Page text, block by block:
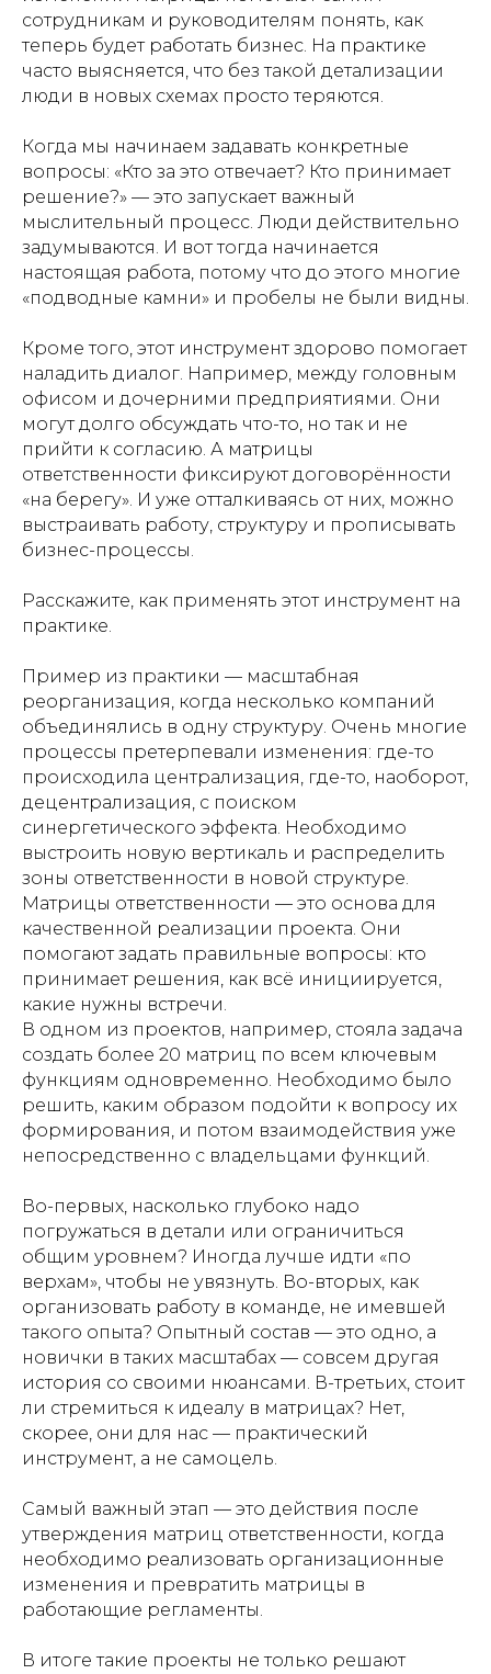
сотрудникам и руководителям понять, как
теперь будет работать бизнес. На практике
часто выясняется, что без такой детализации
люди в новых схемах просто теряются.
Когда мы начинаем задавать конкретные
вопросы: «Кто за это отвечает? Кто принимает
решение?» — это запускает важный
мыслительный процесс. Люди действительно
задумываются. И вот тогда начинается
настоящая работа, потому что до этого многие
«подводные камни» и пробелы не были видны.
Кроме того, этот инструмент здорово помогает
наладить диалог. Например, между головным
офисом и дочерними предприятиями. Они
могут долго обсуждать что-то, но так и не
прийти к согласию. А матрицы
ответственности фиксируют договорённости
«на берегу». И уже отталкиваясь от них, можно
выстраивать работу, структуру и прописывать
бизнес-процессы.
Расскажите, как применять этот инструмент на
практике.
Пример из практики — масштабная
реорганизация, когда несколько компаний
объединялись в одну структуру. Очень многие
процессы претерпевали изменения: где-то
происходила централизация, где-то, наоборот,
децентрализация, с поиском
синергетического эффекта. Необходимо
выстроить новую вертикаль и распределить
зоны ответственности в новой структуре.
Матрицы ответственности — это основа для
качественной реализации проекта. Они
помогают задать правильные вопросы: кто
принимает решения, как всё инициируется,
какие нужны встречи.
В одном из проектов, например, стояла задача
создать более 20 матриц по всем ключевым
функциям одновременно. Необходимо было
решить, каким образом подойти к вопросу их
формирования, и потом взаимодействия уже
непосредственно с владельцами функций.
Во-первых, насколько глубоко надо
погружаться в детали или ограничиться
общим уровнем? Иногда лучше идти «по
верхам», чтобы не увязнуть. Во-вторых, как
организовать работу в команде, не имевшей
такого опыта? Опытный состав — это одно, а
новички в таких масштабах — совсем другая
история со своими нюансами. В-третьих, стоит
ли стремиться к идеалу в матрицах? Нет,
скорее, они для нас — практический
инструмент, а не самоцель.
Самый важный этап — это действия после
утверждения матриц ответственности, когда
необходимо реализовать организационные
изменения и превратить матрицы в
работающие регламенты.
В итоге такие проекты не только решают